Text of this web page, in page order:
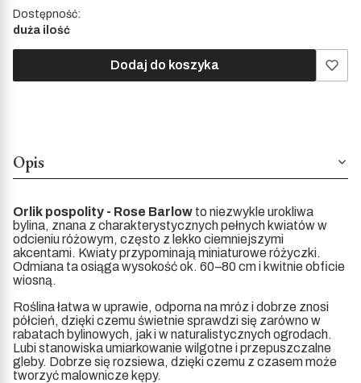
Dostępność:
duża ilość
Dodaj do koszyka
Opis
Orlik pospolity - Rose Barlow to niezwykle urokliwa
bylina, znana z charakterystycznych pełnych kwiatów w
odcieniu różowym, często z lekko ciemniejszymi
akcentami. Kwiaty przypominają miniaturowe różyczki.
Odmiana ta osiąga wysokość ok. 60–80 cm i kwitnie obficie
wiosną.
Roślina łatwa w uprawie, odporna na mróz i dobrze znosi
półcień, dzięki czemu świetnie sprawdzi się zarówno w
rabatach bylinowych, jak i w naturalistycznych ogrodach.
Lubi stanowiska umiarkowanie wilgotne i przepuszczalne
gleby. Dobrze się rozsiewa, dzięki czemu z czasem może
tworzyć malownicze kępy.